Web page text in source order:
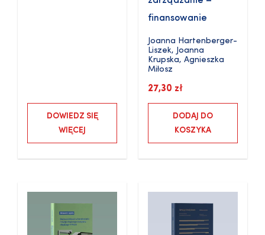
DOWIEDZ SIĘ
WIĘCEJ
finansowanie
Joanna Hartenberger-
Liszek, Joanna
Krupska, Agnieszka
Miłosz
27,30 zł
DODAJ DO
KOSZYKA